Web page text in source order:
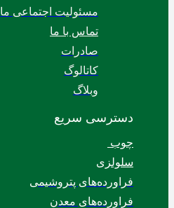
مسئولیت اجتماعی ما
تماس با ما
صادرات
کاتالوگ
وبلاگ
دسترسی سریع
چوب
سلولزی
فراورده‌های پتروشیمی
فراورده‌های معدن